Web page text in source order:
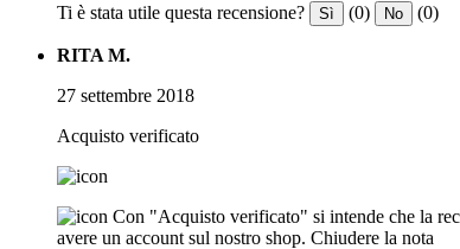
Ti è stata utile questa recensione? Sì (0) No (0)
RITA M.
27 settembre 2018
Acquisto verificato
Con "Acquisto verificato" si intende che la
avere un account sul nostro shop. Chiudere la nota